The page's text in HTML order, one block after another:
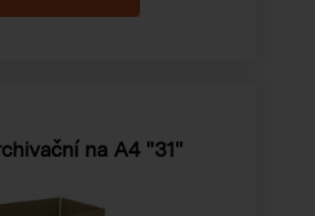
na A4 "31"